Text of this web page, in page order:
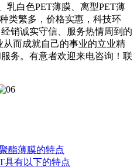
乳白色PET薄膜、离型PET薄
类繁多，价格实惠，科技环
销诚实守信、服务热情周到的
而成就自己的事业的立业精
务。有意者欢迎来电咨询！联
酯薄膜的特点
具有以下的特点